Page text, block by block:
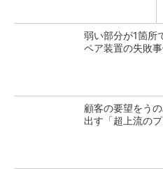
弱い部分が1箇所
ペア装置の失敗
顧客の要望をう
出す「超上流の